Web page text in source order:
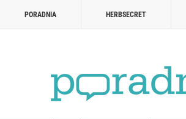
PORADNIA HERBSECRET